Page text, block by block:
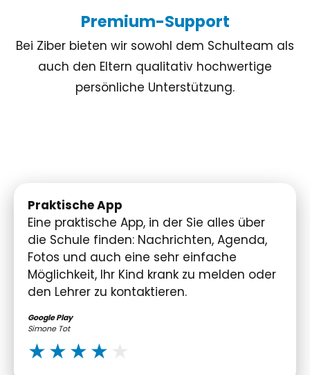
Premium-Support
Bei Ziber bieten wir sowohl dem Schulteam als
auch den Eltern qualitativ hochwertige
persönliche Unterstützung.
Praktische App
Eine praktische App, in der Sie alles über
die Schule finden: Nachrichten, Agenda,
Fotos und auch eine sehr einfache
Möglichkeit, Ihr Kind krank zu melden oder
den Lehrer zu kontaktieren.
Google Play
Simone Tot